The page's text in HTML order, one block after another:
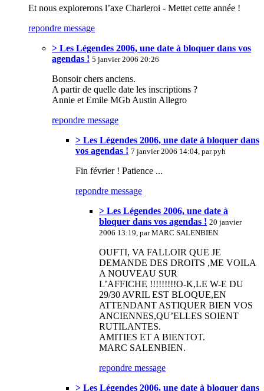
Et nous explorerons l’axe Charleroi - Mettet cette année !
repondre message
> Les Légendes 2006, une date à bloquer dans vos
agendas ! 5 janvier 2006 20:26
Bonsoir chers anciens.
A partir de quelle date les inscriptions ?
Annie et Emile MGb Austin Allegro
repondre message
> Les Légendes 2006, une date à bloquer dans
vos agendas ! 7 janvier 2006 14:04, par pyh
Fin février ! Patience ...
repondre message
> Les Légendes 2006, une date à
bloquer dans vos agendas ! 20 janvier
2006 13:19, par MARC SALENBIEN
OUFTI, VA FALLOIR QUE JE
DEMANDE DES DROITS ,ME VOILA
A NOUVEAU SUR
L’AFFICHE !!!!!!!!!O-K,LE W-E DU
29/30 AVRIL EST BLOQUE,EN
ATTENDANT ASTIQUER BIEN VOS
ANCIENNES,QU’ELLES SOIENT
RUTILANTES.
AMITIES ET A BIENTOT.
MARC SALENBIEN.
repondre message
> Les Légendes 2006, une date à bloquer dans